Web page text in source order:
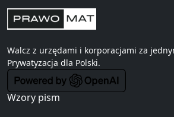
Walcz z urzędami i korporacjami za
Prywatyzacja dla Polski.
Wzory pism